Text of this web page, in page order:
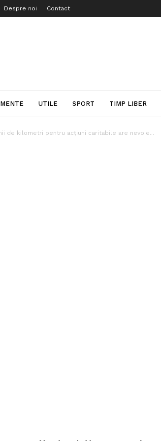
Despre noi Contact
UTILE SPORT TIMP LIBER
de kilometri pentru acțiuni caritabile are nevoie...